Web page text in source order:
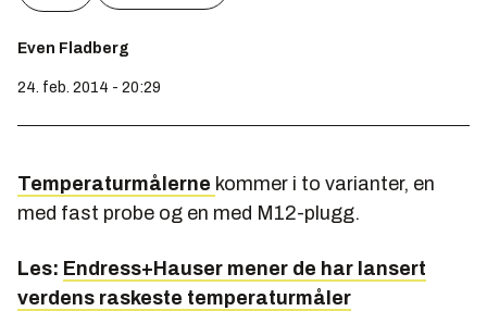
Even Fladberg
24. feb. 2014 - 20:29
Temperaturmålerne kommer i to varianter, en
med fast probe og en med M12-plugg.
Les: Endress+Hauser mener de har lansert
verdens raskeste temperaturmåler